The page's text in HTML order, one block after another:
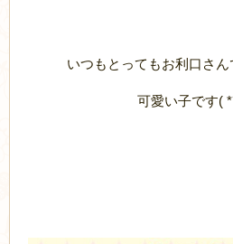
いつもとってもお利口さ
可愛い子です(